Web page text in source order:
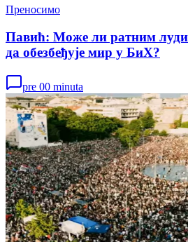
Преносимо
Павић: Може ли ратним
да обезбеђује мир у БиХ?
pre 00 minuta